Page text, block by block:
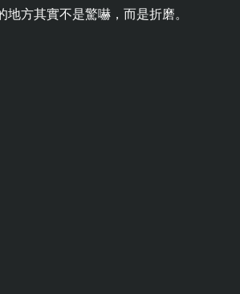
地方其實不是驚嚇，而是折磨。